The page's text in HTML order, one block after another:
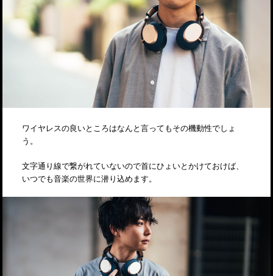
ワイヤレスの良いところはなんと言ってもその機動性でしょ
う。
文字通り線で繋がれていないので首にひょいとかけておけば、
いつでも音楽の世界に潜り込めます。